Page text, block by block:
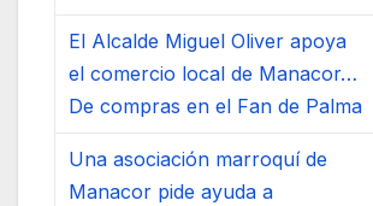
El Alcalde Miguel Oliver apoya
el comercio local de Manacor…
De compras en el Fan de Palma
Una asociación marroquí de
Manacor pide ayuda a